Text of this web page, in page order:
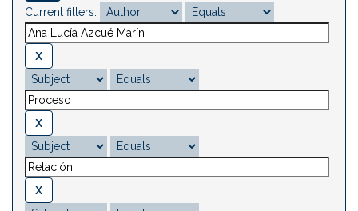
Current filters: